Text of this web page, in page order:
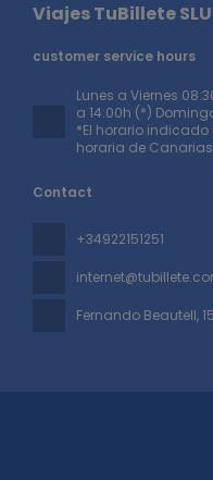
Viajes TuBillete SLU
Contact
+34922151251
Fernando Beautell, 15
customer service hours
Lunes a Viernes
a 14:00h (*)
*El horario indicado
horaria de Canarias